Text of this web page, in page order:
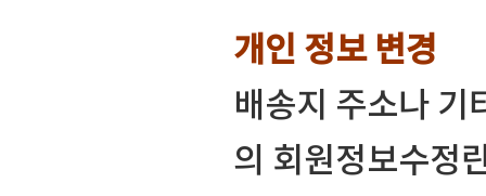
개인 정보 변경
배송지 주소나 기
의 회원정보수정